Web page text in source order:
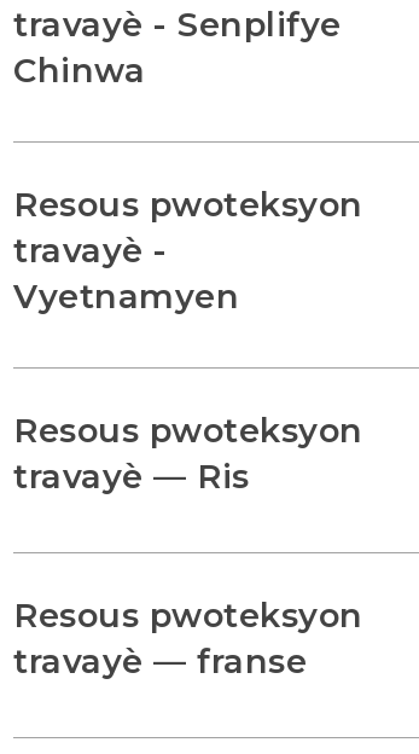
travayè - Senplifye
Chinwa
Resous pwoteksyon
travayè -
Vyetnamyen
Resous pwoteksyon
travayè — Ris
Resous pwoteksyon
travayè — franse